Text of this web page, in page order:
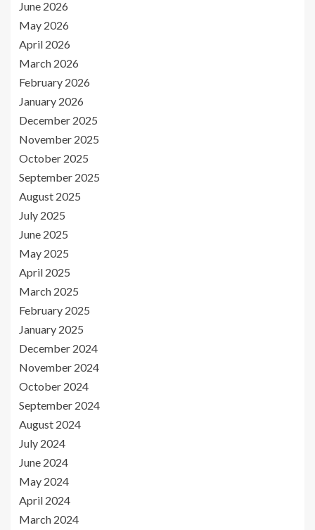
June 2026
May 2026
April 2026
March 2026
February 2026
January 2026
December 2025
November 2025
October 2025
September 2025
August 2025
July 2025
June 2025
May 2025
April 2025
March 2025
February 2025
January 2025
December 2024
November 2024
October 2024
September 2024
August 2024
July 2024
June 2024
May 2024
April 2024
March 2024